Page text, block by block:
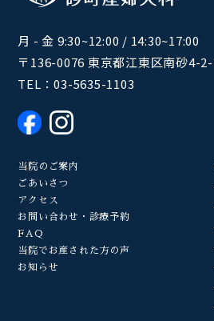
月 - 金 9:30~12:00 / 14:30~17:00
〒136-0076 東京都江東区南砂4-
TEL：03-5635-1103
当院のご案内
ごあいさつ
アクセス
お問い合わせ・診療予約
FAQ
当院でお産された方の声
お知らせ